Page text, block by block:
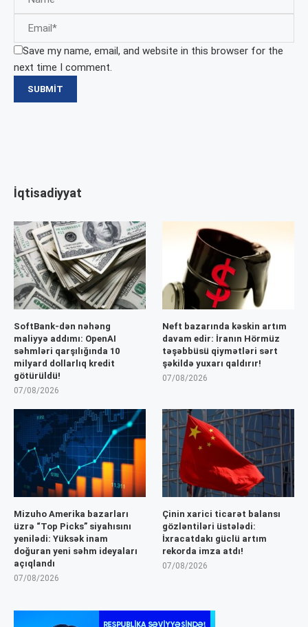
Save my name, email, and website in this browser for the
next time I comment.
İqtisadiyyat
SoftBank-dən nəhəng
maliyyə addımı: OpenAI
səhmləri qarşılığında 10
milyard dollarlıq kredit
götürüldü!
07/08/2026
Neft bazarında kəskin artım
davam edir: İranın Hörmüz
təşəbbüsü qiymətləri sərt
şəkildə yuxarı qaldırır!
07/08/2026
Mizuho Amerika bazarları
üzrə “Top Picks” siyahısını
yenilədi: Yüksək inam
doğuran yeni səhm ideyaları
açıqlandı
07/08/2026
Çinin xarici ticarət balansı
gözləntiləri üstələdi:
İxracatdakı güclü artım
rekorda imza atdı!
07/08/2026